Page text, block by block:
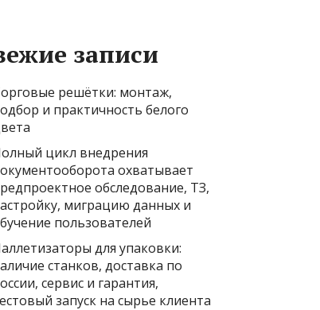
записи
решётки: монтаж,
и практичность белого
цикл внедрения
охватывает
обследование, ТЗ,
миграцию данных и
пользователей
для упаковки:
станков, доставка по
сервис и гарантия,
запуск на сырье клиента